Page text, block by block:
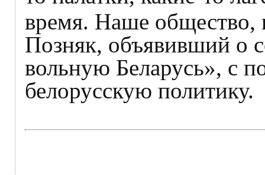
время. Наше общество,
Позняк, объявивший о
вольную Беларусь», с
белорусскую политику.